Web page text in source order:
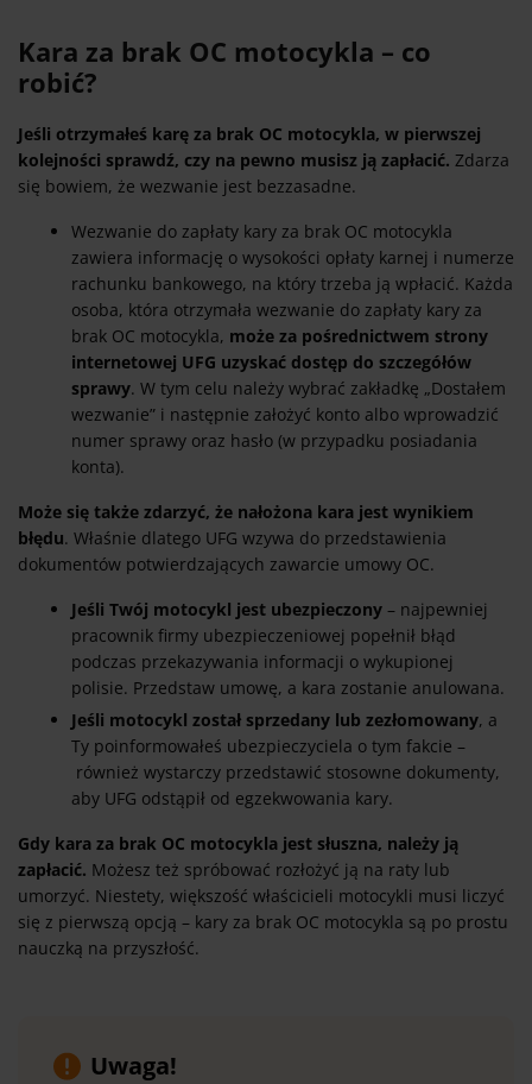
Kara za brak OC motocykla – co
robić?
Jeśli otrzymałeś karę za brak OC motocykla, w pierwszej
kolejności sprawdź, czy na pewno musisz ją zapłacić. Zdarza
się bowiem, że wezwanie jest bezzasadne.
Wezwanie do zapłaty kary za brak OC motocykla
zawiera informację o wysokości opłaty karnej i numerze
rachunku bankowego, na który trzeba ją wpłacić. Każda
osoba, która otrzymała wezwanie do zapłaty kary za
brak OC motocykla, może za pośrednictwem strony
internetowej UFG uzyskać dostęp do szczegółów
sprawy. W tym celu należy wybrać zakładkę „Dostałem
wezwanie” i następnie założyć konto albo wprowadzić
numer sprawy oraz hasło (w przypadku posiadania
konta).
Może się także zdarzyć, że nałożona kara jest wynikiem
błędu. Właśnie dlatego UFG wzywa do przedstawienia
dokumentów potwierdzających zawarcie umowy OC.
Jeśli Twój motocykl jest ubezpieczony – najpewniej
pracownik firmy ubezpieczeniowej popełnił błąd
podczas przekazywania informacji o wykupionej
polisie. Przedstaw umowę, a kara zostanie anulowana.
Jeśli motocykl został sprzedany lub zezłomowany, a
Ty poinformowałeś ubezpieczyciela o tym fakcie –
również wystarczy przedstawić stosowne dokumenty,
aby UFG odstąpił od egzekwowania kary.
Gdy kara za brak OC motocykla jest słuszna, należy ją
zapłacić. Możesz też spróbować rozłożyć ją na raty lub
umorzyć. Niestety, większość właścicieli motocykli musi liczyć
się z pierwszą opcją – kary za brak OC motocykla są po prostu
nauczką na przyszłość.
Uwaga!